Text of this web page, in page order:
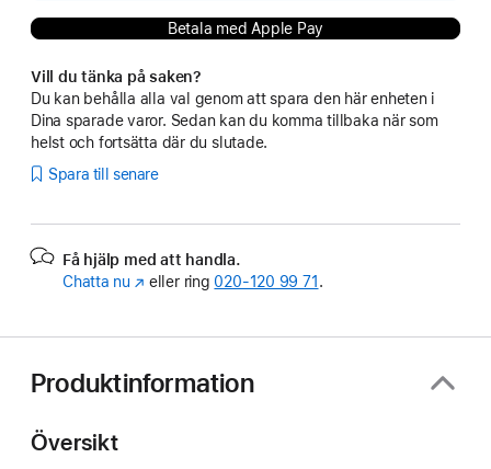
Betala med Apple Pay
Vill du tänka på saken?
Du kan behålla alla val genom att spara den här enheten i
Dina sparade varor. Sedan kan du komma tillbaka när som
helst och fortsätta där du slutade.
Spara till senare
Få hjälp med att handla.
Chatta nu (Öppnas
eller ring 020‑120 99 71 .
Produktinformation
Översikt